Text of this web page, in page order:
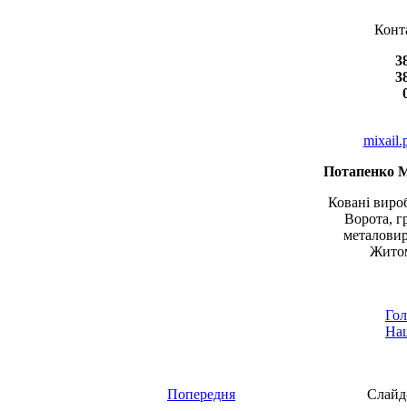
Потапенко
Ковані
Ворота,
Попередня